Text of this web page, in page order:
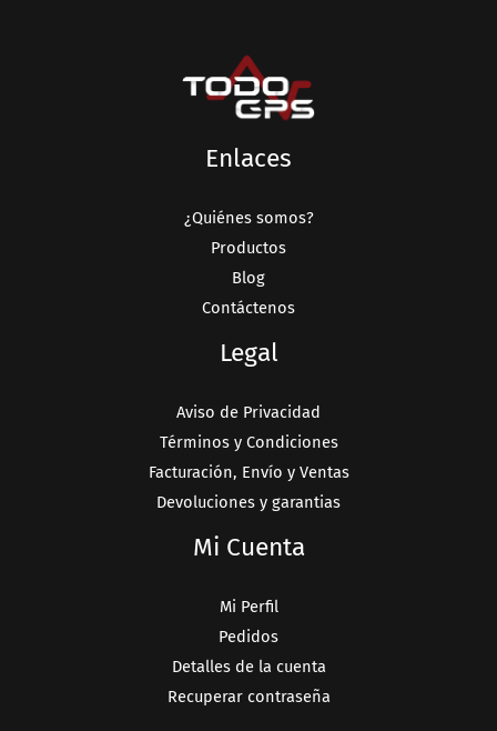
Enlaces
¿Quiénes somos?
Productos
Blog
Contáctenos
Legal
Aviso de Privacidad
Términos y Condiciones
Facturación, Envío y Ventas
Devoluciones y garantias
Mi Cuenta
Mi Perfil
Pedidos
Detalles de la cuenta
Recuperar contraseña